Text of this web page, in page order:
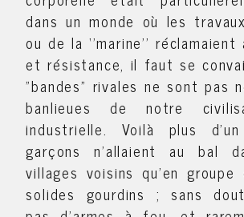
dans un monde où les
ou de la ‘’marine’’
et résistance, il faut se
"bandes" rivales ne sont pas
banlieues de notre
industrielle. Voilà plus
garçons n'allaient au bal
villages voisins qu'en
solides gourdins ; sans